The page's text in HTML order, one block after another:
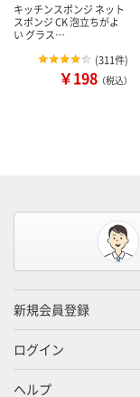
キッチンスポンジ ネット
スポンジ CK 泡立ちがよ
い グラス…
(311件)
￥198 （税込）
新規会員登録
ログイン
ヘルプ